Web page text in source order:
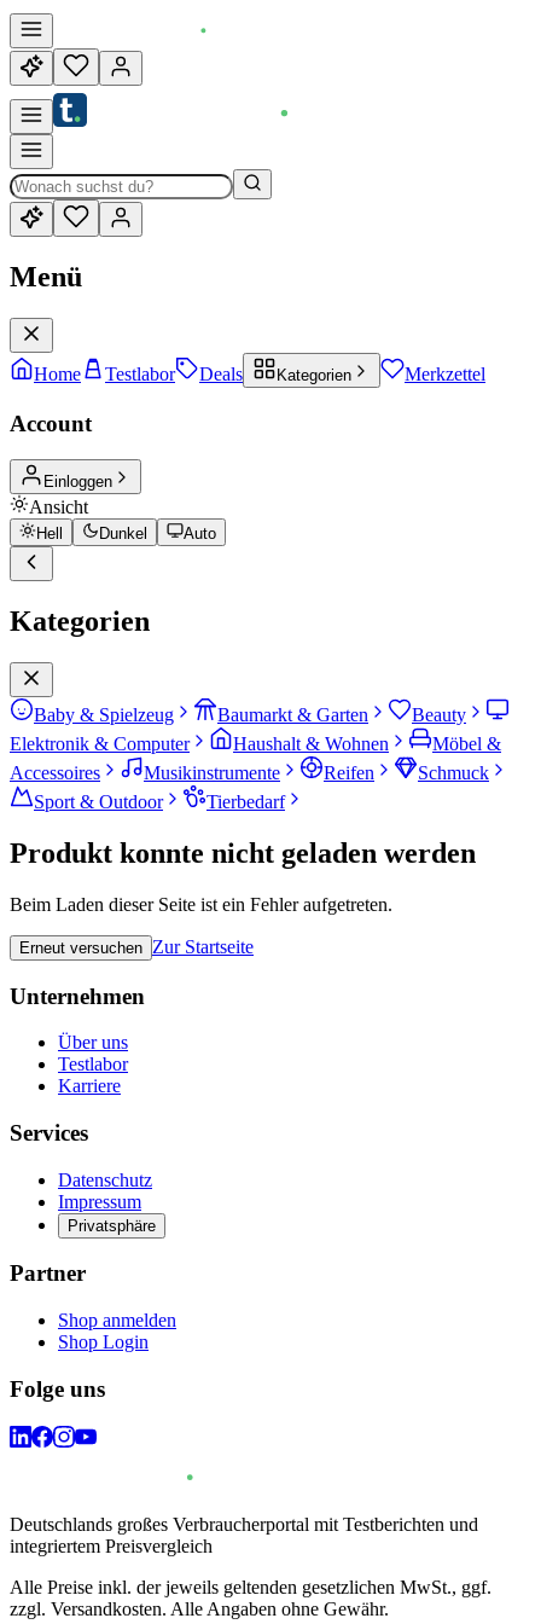
Menü
Home Testlabor Deals Kategorien Merkzettel
Account
Einloggen
Ansicht
Hell Dunkel Auto
Kategorien
Baby & Spielzeug Baumarkt & Garten
Beauty
Elektronik & Computer
Haushalt & Wohnen
Möbel &
Accessoires
Musikinstrumente Reifen
Schmuck
Sport & Outdoor
Tierbedarf
Produkt konnte nicht geladen werden
Beim Laden dieser Seite ist ein Fehler aufgetreten.
Erneut versuchen Zur Startseite
Unternehmen
Über uns
Testlabor
Karriere
Services
Datenschutz
Impressum
Privatsphäre
Partner
Shop anmelden
Shop Login
Folge uns
Deutschlands großes Verbraucherportal mit Testberichten und
integriertem Preisvergleich
Alle Preise inkl. der jeweils geltenden gesetzlichen MwSt., ggf.
zzgl. Versandkosten. Alle Angaben ohne Gewähr.